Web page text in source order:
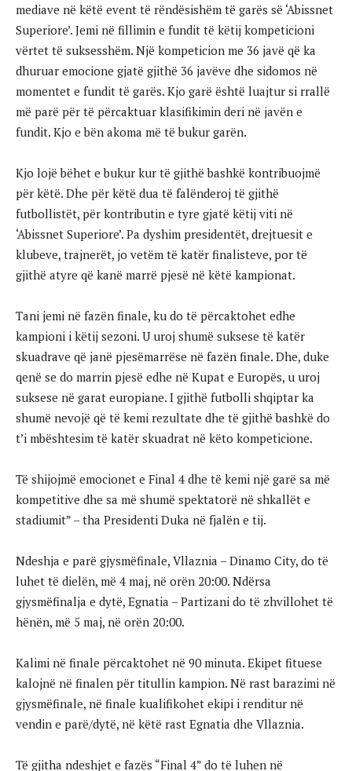
mediave në këtë event të rëndësishëm të garës së ‘Abissnet
Superiore’. Jemi në fillimin e fundit të këtij kompeticioni
vërtet të suksesshëm. Një kompeticion me 36 javë që ka
dhuruar emocione gjatë gjithë 36 javëve dhe sidomos në
momentet e fundit të garës. Kjo garë është luajtur si rrallë
më parë për të përcaktuar klasifikimin deri në javën e
fundit. Kjo e bën akoma më të bukur garën.
Kjo lojë bëhet e bukur kur të gjithë bashkë kontribuojmë
për këtë. Dhe për këtë dua të falënderoj të gjithë
futbollistët, për kontributin e tyre gjatë këtij viti në
‘Abissnet Superiore’. Pa dyshim presidentët, drejtuesit e
klubeve, trajnerët, jo vetëm të katër finalisteve, por të
gjithë atyre që kanë marrë pjesë në këtë kampionat.
Tani jemi në fazën finale, ku do të përcaktohet edhe
kampioni i këtij sezoni. U uroj shumë suksese të katër
skuadrave që janë pjesëmarrëse në fazën finale. Dhe, duke
qenë se do marrin pjesë edhe në Kupat e Europës, u uroj
suksese në garat europiane. I gjithë futbolli shqiptar ka
shumë nevojë që të kemi rezultate dhe të gjithë bashkë do
t’i mbështesim të katër skuadrat në këto kompeticione.
Të shijojmë emocionet e Final 4 dhe të kemi një garë sa më
kompetitive dhe sa më shumë spektatorë në shkallët e
stadiumit” – tha Presidenti Duka në fjalën e tij.
Ndeshja e parë gjysmëfinale, Vllaznia – Dinamo City, do të
luhet të dielën, më 4 maj, në orën 20:00. Ndërsa
gjysmëfinalja e dytë, Egnatia – Partizani do të zhvillohet të
hënën, më 5 maj, në orën 20:00.
Kalimi në finale përcaktohet në 90 minuta. Ekipet fituese
kalojnë në finalen për titullin kampion. Në rast barazimi në
gjysmëfinale, në finale kualifikohet ekipi i renditur në
vendin e parë/dytë, në këtë rast Egnatia dhe Vllaznia.
Të gjitha ndeshjet e fazës “Final 4” do të luhen në